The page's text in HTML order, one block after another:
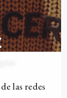
las redes